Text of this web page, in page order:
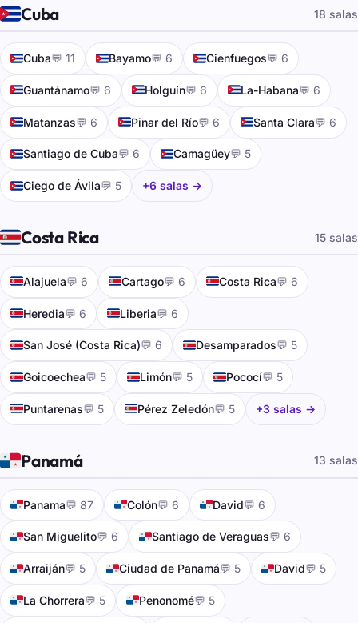
🇨🇺Cuba 18 salas
🇨🇺Cuba💬 11 🇨🇺Bayamo💬 6 🇨🇺Cienfuegos💬 6
🇨🇺Guantánamo💬 6 🇨🇺Holguín💬 6 🇨🇺La-Habana💬 6
🇨🇺Matanzas💬 6 🇨🇺Pinar del Río💬 6 🇨🇺Santa Clara💬 6
🇨🇺Santiago de Cuba💬 6 🇨🇺Camagüey💬 5
🇨🇺Ciego de Ávila💬 5 +6 salas →
🇨🇷Costa Rica 15 salas
🇨🇷Alajuela💬 6 🇨🇷Cartago💬 6 🇨🇷Costa Rica💬 6
🇨🇷Heredia💬 6 🇨🇷Liberia💬 6
🇨🇷San José (Costa Rica)💬 6 🇨🇷Desamparados💬 5
🇨🇷Goicoechea💬 5 🇨🇷Limón💬 5 🇨🇷Pococí💬 5
🇨🇷Puntarenas💬 5 🇨🇷Pérez Zeledón💬 5 +3 salas →
🇵🇦Panamá 13 salas
🇵🇦Panama💬 87 🇵🇦Colón💬 6 🇵🇦David💬 6
🇵🇦San Miguelito💬 6 🇵🇦Santiago de Veraguas💬 6
🇵🇦Arraiján💬 5 🇵🇦Ciudad de Panamá💬 5 🇵🇦David💬 5
🇵🇦La Chorrera💬 5 🇵🇦Penonomé💬 5